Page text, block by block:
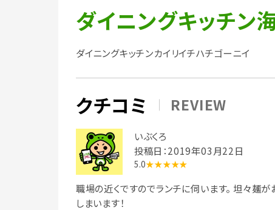
ダイニングキッチン
ダイニングキッチンカイリイチハチゴーニイ
クチコミ REVIEW
いぶくろ
投稿日：2019年03月22日
5.0★★★★★
職場の近くですのでランチに伺います。 坦々麺
しまいます！